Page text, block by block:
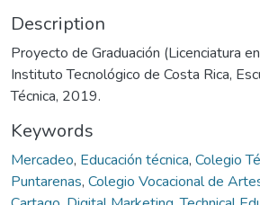
Description
Proyecto de Graduación (Licenciatura
Instituto Tecnológico de Costa Rica,
Técnica, 2019.
Keywords
Mercadeo, Educación técnica, Colegio
Puntarenas, Colegio Vocacional de